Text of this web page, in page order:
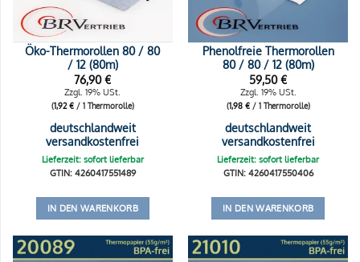
Öko-Thermorollen 80 / 80
/ 12 (80m)
76,90€
Zzgl. 19% USt.
(1,92€/ 1 Thermorolle)
deutschlandweit
versandkostenfrei
Lieferzeit: sofort lieferbar
GTIN: 4260417551489
IN DEN WARENKORB
Phenolfreie Thermorollen
80 / 80 / 12 (80m)
59,50€
Zzgl. 19% USt.
(1,98 €/ 1 Thermorolle)
deutschlandweit
versandkostenfrei
Lieferzeit: sofort lieferbar
GTIN: 4260417550406
IN DEN WARENKORB